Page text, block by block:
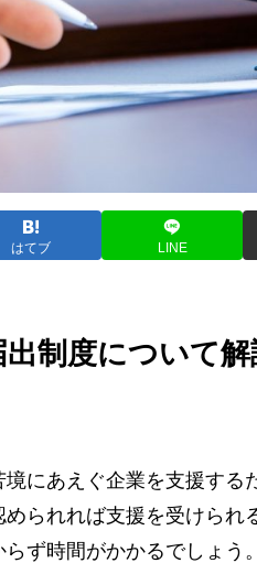
はてブ LINE
制度について
にあえぐ企業を支援する
られれば支援を受けられ
ず時間がかかるでしょう。